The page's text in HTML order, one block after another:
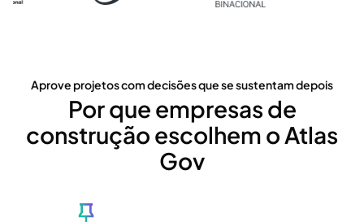
Aprove projetos com decisões que se sustentam depois
Por que empresas de
construção escolhem o Atlas
Gov